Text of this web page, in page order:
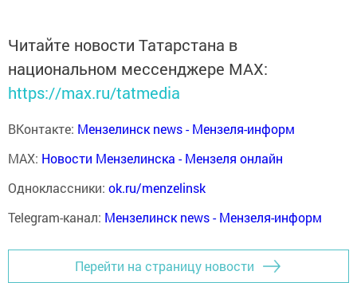
Читайте новости Татарстана в
национальном мессенджере MАХ:
https://max.ru/tatmedia
ВКонтакте: Мензелинск news - Мензеля-информ
MAX: Новости Мензелинска - Мензеля онлайн
Одноклассники: ok.ru/menzelinsk
Telegram-канал: Мензелинск news - Мензеля-информ
Перейти на страницу новости